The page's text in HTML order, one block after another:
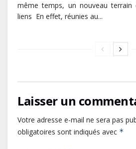
même temps, un nouveau terrain
liens En effet, réunies au...
Laisser un
Votre adresse e-mail ne sera pas
obligatoires sont indiqués avec *